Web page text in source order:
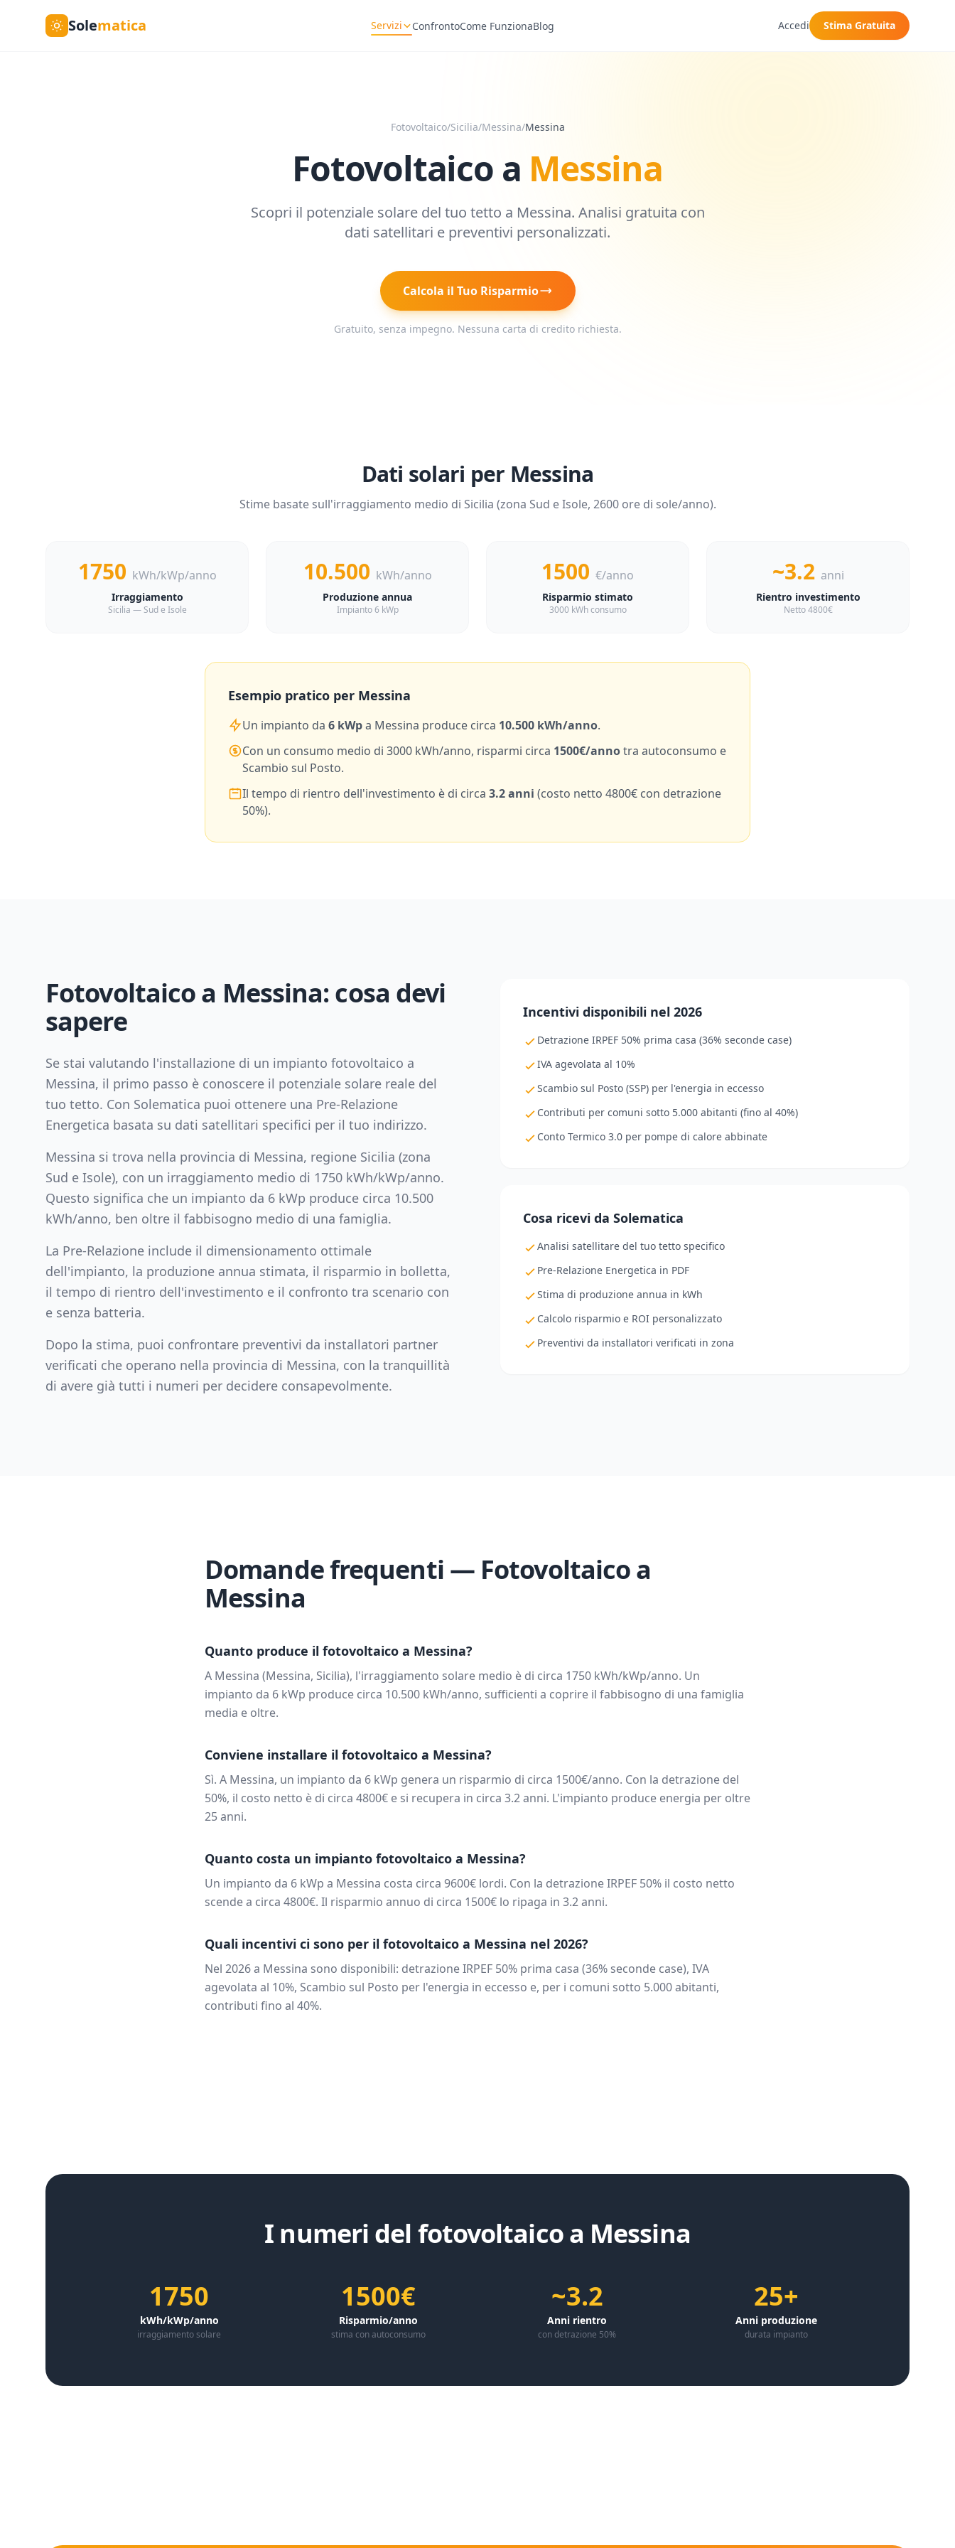
Solematica Servizi ConfrontoCome FunzionaBlog Accedi Stima Gratuita
Fotovoltaico/Sicilia/Messina/Messina
Fotovoltaico a Messina
Scopri il potenziale solare del tuo tetto a Messina. Analisi gratuita con
dati satellitari e preventivi personalizzati.
Calcola il Tuo Risparmio
Gratuito, senza impegno. Nessuna carta di credito richiesta.
Dati solari per Messina
Stime basate sull'irraggiamento medio di Sicilia (zona Sud e Isole, 2600ore di sole/anno).
1750 kWh/kWp/anno
Irraggiamento
Sicilia — Sud e Isole
10.500 kWh/anno
Produzione annua
Impianto 6 kWp
1500 €/anno
Risparmio stimato
3000 kWh consumo
~3.2 anni
Rientro investimento
Netto 4800€
Esempio pratico per Messina
Un impianto da 6 kWpa Messina produce circa 10.500 kWh/anno.
Con un consumo medio di 3000 kWh/anno, risparmi circa 1500€/annotra autoconsumo e
Scambio sul Posto.
Il tempo di rientro dell'investimento è di circa 3.2anni (costo netto 4800€ con detrazione
50%).
Fotovoltaico a Messina: cosa devi
sapere
Se stai valutando l'installazione di un impianto fotovoltaico a
Messina, il primo passo è conoscere il potenziale solare reale del
tuo tetto. Con Solematica puoi ottenere una Pre-Relazione
Energetica basata su dati satellitari specifici per il tuo indirizzo.
Messina si trova nella provincia di Messina, regione Sicilia (zona
Sud e Isole), con un irraggiamento medio di 1750 kWh/kWp/anno.
Questo significa che un impianto da 6 kWp produce circa 10.500
kWh/anno, ben oltre il fabbisogno medio di una famiglia.
La Pre-Relazione include il dimensionamento ottimale
dell'impianto, la produzione annua stimata, il risparmio in bolletta,
il tempo di rientro dell'investimento e il confronto tra scenario con
e senza batteria.
Dopo la stima, puoi confrontare preventivi da installatori partner
verificati che operano nella provincia di Messina, con la tranquillità
di avere già tutti i numeri per decidere consapevolmente.
Incentivi disponibili nel 2026
Detrazione IRPEF 50% prima casa (36% seconde case)
IVA agevolata al 10%
Scambio sul Posto (SSP) per l'energia in eccesso
Contributi per comuni sotto 5.000 abitanti (fino al 40%)
Conto Termico 3.0 per pompe di calore abbinate
Cosa ricevi da Solematica
Analisi satellitare del tuo tetto specifico
Pre-Relazione Energetica in PDF
Stima di produzione annua in kWh
Calcolo risparmio e ROI personalizzato
Preventivi da installatori verificati in zona
Domande frequenti — Fotovoltaico a
Messina
Quanto produce il fotovoltaico a Messina?
A Messina (Messina, Sicilia), l'irraggiamento solare medio è di circa 1750 kWh/kWp/anno. Un
impianto da 6 kWp produce circa 10.500 kWh/anno, sufficienti a coprire il fabbisogno di una famiglia
media e oltre.
Conviene installare il fotovoltaico a Messina?
Sì. A Messina, un impianto da 6 kWp genera un risparmio di circa 1500€/anno. Con la detrazione del
50%, il costo netto è di circa 4800€ e si recupera in circa 3.2anni. L'impianto produce energia per oltre
25 anni.
Quanto costa un impianto fotovoltaico a Messina?
Un impianto da 6 kWp a Messina costa circa 9600€ lordi. Con la detrazione IRPEF 50% il costo netto
scende a circa 4800€. Il risparmio annuo di circa 1500€ lo ripaga in 3.2anni.
Quali incentivi ci sono per il fotovoltaico a Messina nel 2026?
Nel 2026 a Messina sono disponibili: detrazione IRPEF 50% prima casa (36% seconde case), IVA
agevolata al 10%, Scambio sul Posto per l'energia in eccesso e, per i comuni sotto 5.000 abitanti,
contributi fino al 40%.
I numeri del fotovoltaico a Messina
1750
kWh/kWp/anno
irraggiamento solare
1500€
Risparmio/anno
stima con autoconsumo
~3.2
Anni rientro
con detrazione 50%
25+
Anni produzione
durata impianto